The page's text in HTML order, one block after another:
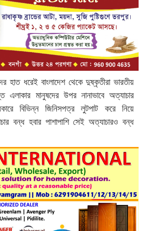
হাত ধরেই বাংলাদেশ থেকে দুষ্কৃতীরা ভারতীয়
এলাকার মানুষদের উপর নানাভাবে অত্যাচার
বিভিন্ন জিনিসপত্র লুটপাট করে নিয়ে
বন্ধ হবার পাশাপাশি সেই অত্যাচারও বন্ধ